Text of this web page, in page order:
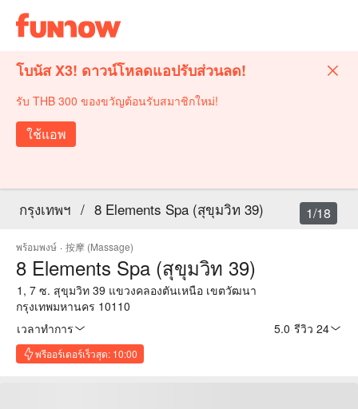
โบนัส X3! ดาวน์โหลดแอปรับส่วนลด!
รับ THB 300 ของขวัญต้อนรับสมาชิกใหม่!
ใช้แอพ
กรุงเทพฯ / 8 Elements Spa (สุขุมวิท 39)
พร้อมพงษ์ · 按摩 (Massage)
8 Elements Spa (สุขุมวิท 39)
1, 7 ซ. สุขุมวิท 39 แขวงคลองตันเหนือ เขตวัฒนา
กรุงเทพมหานคร 10110
เวลาทำการ
5.0 รีวิว 24
พรีออร์เดอร์เร็วสุด: 10:00
1/18